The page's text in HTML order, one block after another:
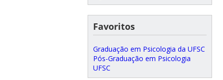
Favoritos
Graduação em Psicologia da UFSC
Pós-Graduação em Psicologia
UFSC